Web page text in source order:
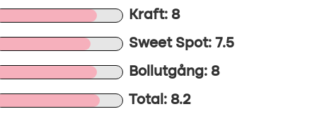
Kraft: 8
Sweet Spot: 7.5
Bollutgång: 8
Total: 8.2